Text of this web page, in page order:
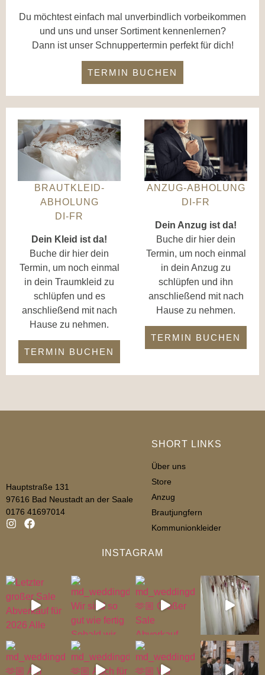
Du möchtest einfach mal unverbindlich vorbeikommen
und uns und unser Sortiment kennenlernen?
Dann ist unser Schnuppertermin perfekt für dich!
TERMIN BUCHEN
BRAUTKLEID-
ABHOLUNG
DI-FR
Dein Kleid ist da!
Buche dir hier dein
Termin, um noch einmal
in dein Traumkleid zu
schlüpfen und es
anschließend mit nach
Hause zu nehmen.
TERMIN BUCHEN
ANZUG-ABHOLUNG
DI-FR
Dein Anzug ist da!
Buche dir hier dein
Termin, um noch einmal
in dein Anzug zu
schlüpfen und ihn
anschließend mit nach
Hause zu nehmen.
TERMIN BUCHEN
Hauptstraße 131
97616 Bad Neustadt an der Saale
0176 41697014
SHORT LINKS
Über uns
Store
Anzug
Brautjungfern
Kommunionkleider
INSTAGRAM